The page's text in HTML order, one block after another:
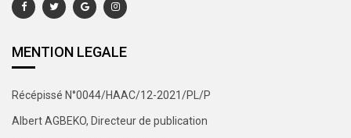
MENTION LEGALE
Récépissé N°0044/HAAC/12-2021/PL/P
Albert AGBEKO, Directeur de publication